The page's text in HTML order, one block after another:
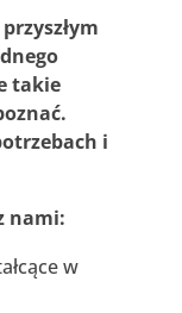
takie
i
nami:
w